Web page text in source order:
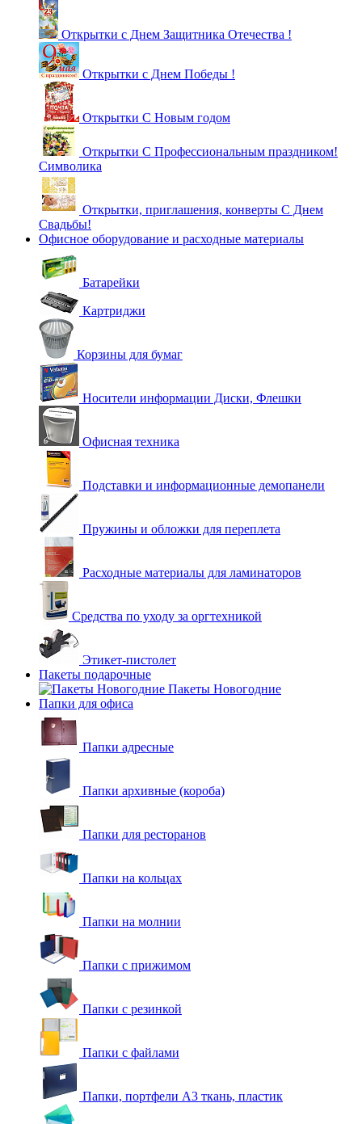
Открытки с Днем Защитника Отечества !
Открытки с Днем Победы !
Открытки С Новым годом
Открытки С Профессиональным праздником!
Символика
Открытки, приглашения, конверты С Днем
Свадьбы!
Офисное оборудование и расходные материалы
Батарейки
Картриджи
Корзины для бумаг
Носители информации Диски, Флешки
Офисная техника
Подставки и информационные демопанели
Пружины и обложки для переплета
Расходные материалы для ламинаторов
Средства по уходу за оргтехникой
Этикет-пистолет
Пакеты подарочные
Пакеты Новогодние
Папки для офиса
Папки адресные
Папки архивные (короба)
Папки для ресторанов
Папки на кольцах
Папки на молнии
Папки с прижимом
Папки с резинкой
Папки с файлами
Папки, портфели А3 ткань, пластик